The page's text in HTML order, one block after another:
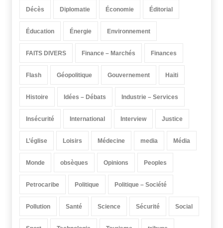
Décès Diplomatie Économie Éditorial
Éducation Énergie Environnement
FAITS DIVERS Finance – Marchés Finances
Flash Géopolitique Gouvernement Haïti
Histoire Idées – Débats Industrie – Services
Insécurité International Interview Justice
L’église Loisirs Médecine media Média
Monde obsèques Opinions Peoples
Petrocaribe Politique Politique – Société
Pollution Santé Science Sécurité Social